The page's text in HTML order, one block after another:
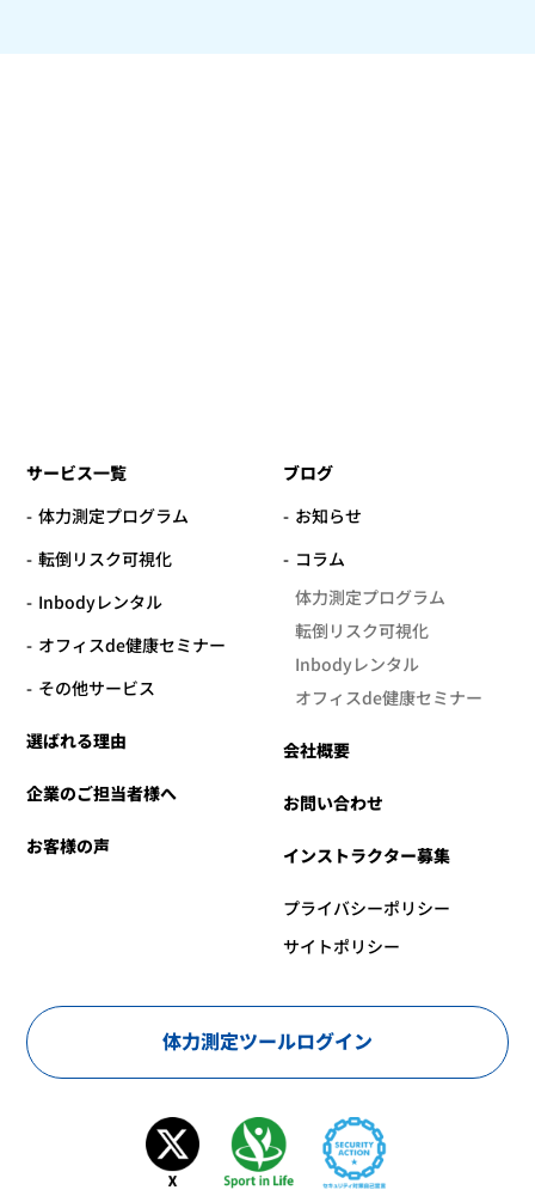
サービス一覧
体力測定プログラム
転倒リスク可視化
Inbodyレンタル
オフィスde健康セミナー
その他サービス
選ばれる理由
企業のご担当者様へ
お客様の声
ブログ
お知らせ
コラム
体力測定プログラム
転倒リスク可視化
Inbodyレンタル
オフィスde健康セミナー
会社概要
お問い合わせ
インストラクター募集
プライバシーポリシー
サイトポリシー
体力測定ツールログイン